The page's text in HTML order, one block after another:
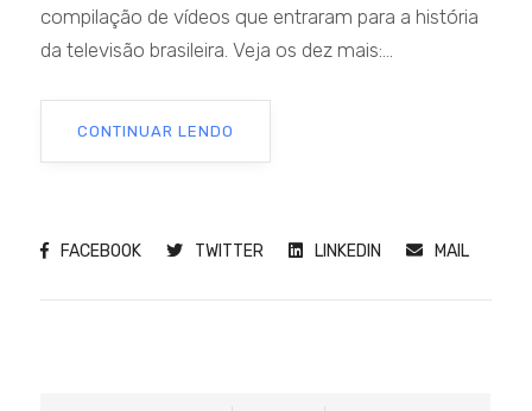
compilação de vídeos que entraram para a história
da televisão brasileira. Veja os dez mais:...
CONTINUAR LENDO
FACEBOOK TWITTER LINKEDIN MAIL